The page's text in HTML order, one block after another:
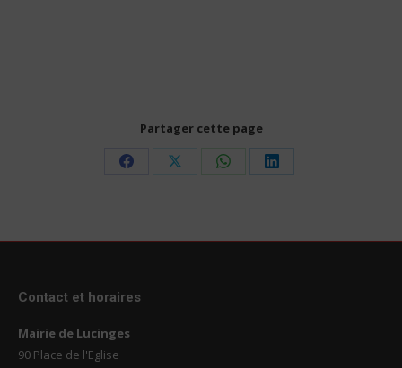
Partager cette page
Share
Share
Share
Share
Contact et horaires
Mairie de Lucinges
90 Place de l'Eglise